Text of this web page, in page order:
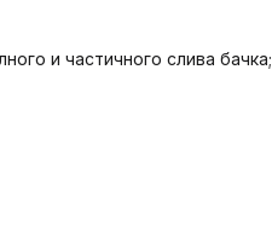
и частичного слива бачка;